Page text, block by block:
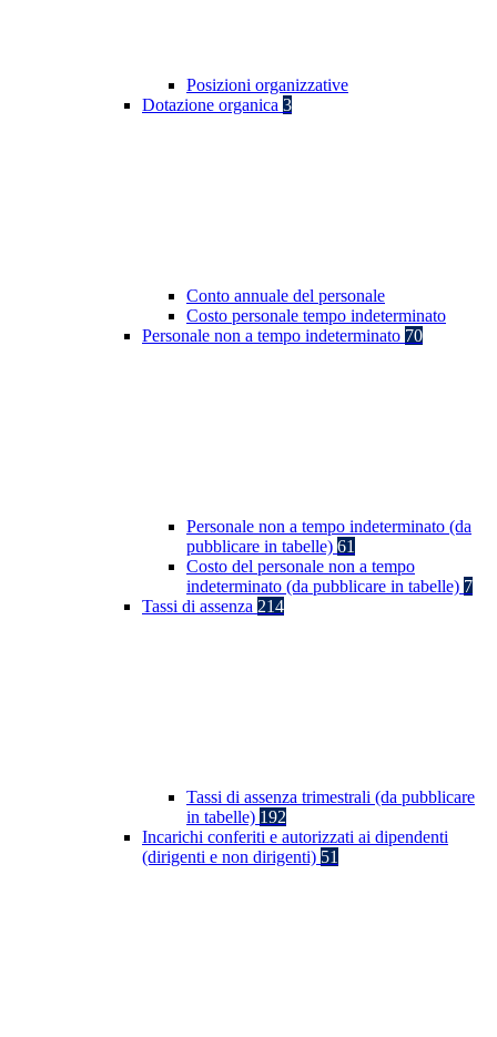
Posizioni organizzative
Dotazione organica 3
Conto annuale del personale
Costo personale tempo indeterminato
Personale non a tempo indeterminato 70
Personale non a tempo indeterminato (da
pubblicare in tabelle) 61
Costo del personale non a tempo
indeterminato (da pubblicare in tabelle) 7
Tassi di assenza 214
Tassi di assenza trimestrali (da pubblicare
in tabelle) 192
Incarichi conferiti e autorizzati ai dipendenti
(dirigenti e non dirigenti) 51